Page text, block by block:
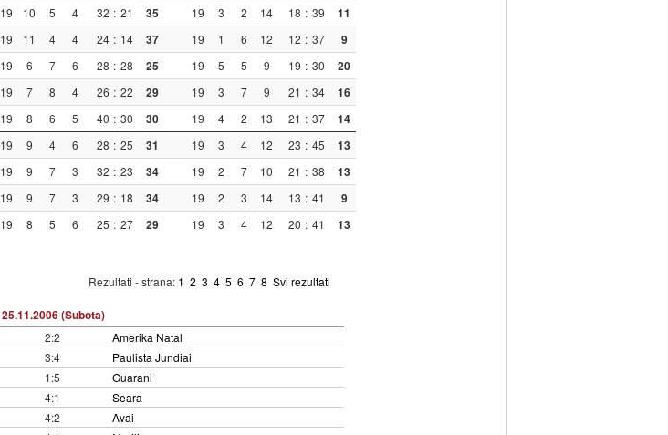
19 10 5 4 32 : 21 35 19 3 2 14 18 : 39 11
19 11 4 4 24 : 14 37 19 1 6 12 12 : 37 9
19 6 7 6 28 : 28 25 19 5 5 9 19 : 30 20
19 7 8 4 26 : 22 29 19 3 7 9 21 : 34 16
19 8 6 5 40 : 30 30 19 4 2 13 21 : 37 14
19 9 4 6 28 : 25 31 19 3 4 12 23 : 45 13
19 9 7 3 32 : 23 34 19 2 7 10 21 : 38 13
19 9 7 3 29 : 18 34 19 2 3 14 13 : 41 9
19 8 5 6 25 : 27 29 19 3 4 12 20 : 41 13
Rezultati - strana: 1 2 3 4 5 6 7 8 Svi rezultati
25.11.2006 (Subota)
2:2
Amerika Natal
3:4
Paulista Jundiai
1:5
Guarani
4:1
Seara
4:2
Avai